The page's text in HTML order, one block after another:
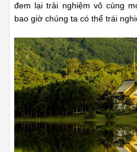
đem lại trải nghiệm vô cùng
bao giờ chúng ta có thể trái